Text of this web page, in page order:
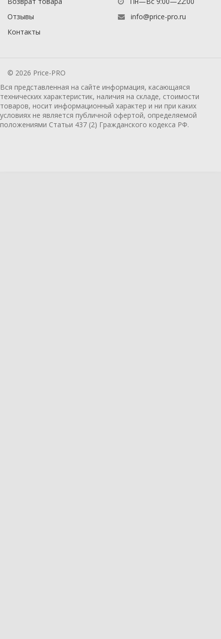
Отзывы
Контакты
info@price-pro.ru
© 2026 Price-PRO
Вся представленная на сайте информация, касающаяся
технических характеристик, наличия на складе, стоимости
товаров, носит информационный характер и ни при каких
условиях не является публичной офертой, определяемой
положениями Статьи 437 (2) Гражданского кодекса РФ.